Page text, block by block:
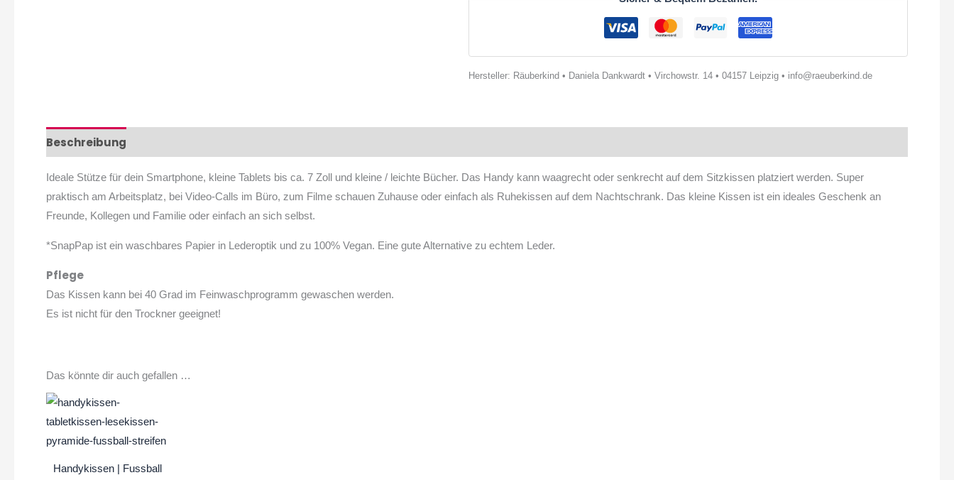
Hersteller: Räuberkind • Daniela Dankwardt • Virchowstr. 14 • 04157 Leipzig • info@raeuberkind.de
Beschreibung
Ideale Stütze für dein Smartphone, kleine Tablets bis ca. 7 Zoll und kleine / leichte Bücher. Das Handy kann waagrecht oder senkrecht auf dem Sitzkissen platziert werden. Super
praktisch am Arbeitsplatz, bei Video-Calls im Büro, zum Filme schauen Zuhause oder einfach als Ruhekissen auf dem Nachtschrank. Das kleine Kissen ist ein ideales Geschenk an
Freunde, Kollegen und Familie oder einfach an sich selbst.
*SnapPap ist ein waschbares Papier in Lederoptik und zu 100% Vegan. Eine gute Alternative zu echtem Leder.
Pflege
Das Kissen kann bei 40 Grad im Feinwaschprogramm gewaschen werden.
Es ist nicht für den Trockner geeignet!
Das könnte dir auch gefallen …
Handykissen | Fussball